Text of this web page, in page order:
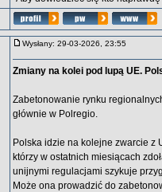
Wysłany: 29-03-2026, 23:55
Zmiany na kolei pod lupą UE.
Zabetonowanie rynku
głównie w Polregio.
Polska idzie na kolejne zwarcie z
którzy w ostatnich miesiącach
unijnymi regulacjami szykuje
Może ona prowadzić do